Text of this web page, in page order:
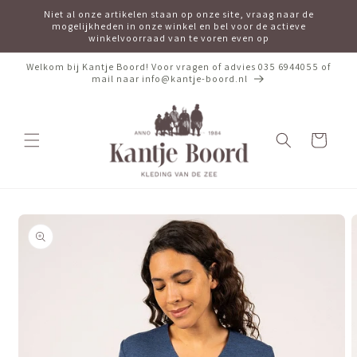
naar de
content
Niet al onze artikelen staan op onze site, vraag naar de
mogelijkheden in onze winkel en bel voor de actieve
winkelvoorraad van te voren even op
Welkom bij Kantje Boord! Voor vragen of advies 035 6944055 of
mail naar info@kantje-boord.nl
Winkelwagen
direct naar